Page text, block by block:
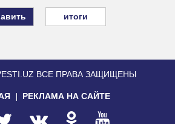
итоги
ВСЕ ПРАВА ЗАЩИЩЕНЫ
РЕКЛАМА НА САЙТЕ